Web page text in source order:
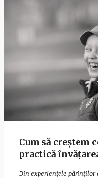
Cum să creștem
practică
Din experiențele părinților